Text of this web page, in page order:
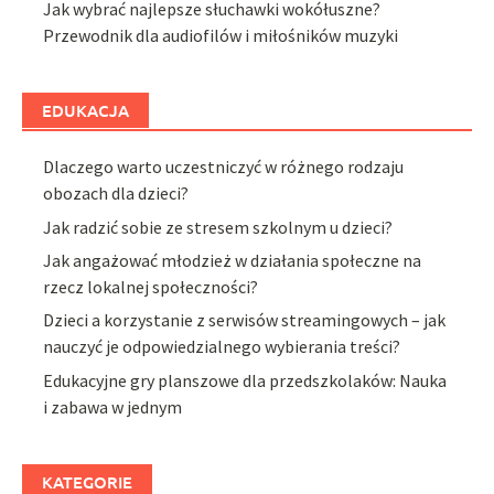
Jak wybrać najlepsze słuchawki wokółuszne?
Przewodnik dla audiofilów i miłośników muzyki
EDUKACJA
Dlaczego warto uczestniczyć w różnego rodzaju
obozach dla dzieci?
Jak radzić sobie ze stresem szkolnym u dzieci?
Jak angażować młodzież w działania społeczne na
rzecz lokalnej społeczności?
Dzieci a korzystanie z serwisów streamingowych – jak
nauczyć je odpowiedzialnego wybierania treści?
Edukacyjne gry planszowe dla przedszkolaków: Nauka
i zabawa w jednym
KATEGORIE